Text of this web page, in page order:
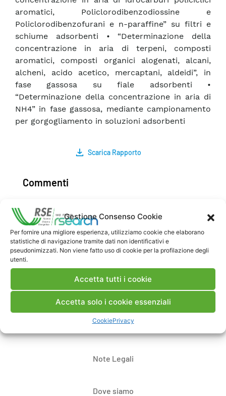
Gestione Consenso Cookie
Per fornire una migliore esperienza, utilizziamo cookie che elaborano
statistiche di navigazione tramite dati non identificativi e
pseudonimizzati. Non viene fatto uso di cookie per la profilazione degli
utenti.
Accetta tutti i cookie
Accetta solo i cookie essenziali
CookiePrivacy
aromatici, Policlorodibenzodiossine e
Policlorodibenzofurani e n-paraffine” su filtri e
schiume adsorbenti • “Determinazione della
concentrazione in aria di terpeni, composti
aromatici, composti organici alogenati, alcani,
alcheni, acido acetico, mercaptani, aldeidi”, in
fase gassosa su fiale adsorbenti •
“Determinazione della concentrazione in aria di
NH4” in fase gassosa, mediante campionamento
per gorgogliamento in soluzioni adsorbenti
Scarica Rapporto
Commenti
Pubblica un commento
Note Legali
Dove siamo